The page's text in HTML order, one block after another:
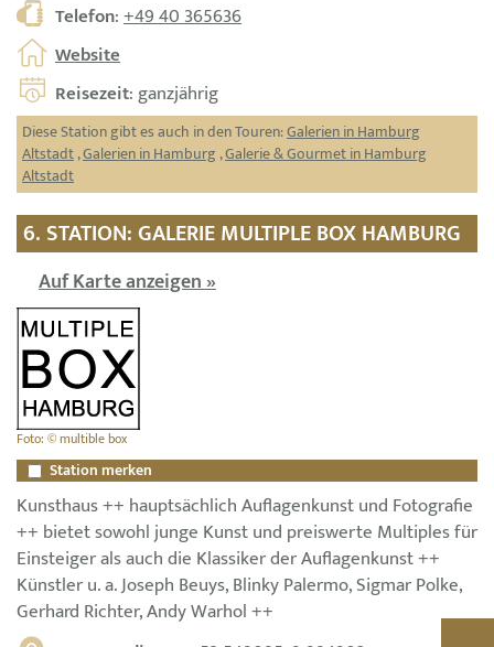
Telefon:+49 40 365636
Website
Reisezeit: ganzjährig
Diese Station gibt es auch in den Touren:Galerien in Hamburg
Altstadt,Galerien in Hamburg ,Galerie & Gourmet in Hamburg
Altstadt
6. STATION: GALERIE MULTIPLE BOX HAMBURG
Auf Karte anzeigen »
Foto: © multible box
Station merken
Kunsthaus ++ hauptsächlich Auflagenkunst und Fotografie
++ bietet sowohl junge Kunst und preiswerte Multiples für
Einsteiger als auch die Klassiker der Auflagenkunst ++
Künstler u. a. Joseph Beuys, Blinky Palermo, Sigmar Polke,
Gerhard Richter, Andy Warhol ++